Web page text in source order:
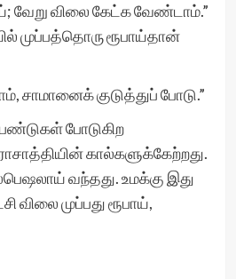
வேறு விலை கேட்க வேண்டாம்.”
முப்பத்தொரு ரூபாய்தான்
சாமானைக் குடுத்துப் போடு.”
போடுகிற
கால்களுக்கேற்றது.
வந்தது. உமக்கு இது
விலை முப்பது ரூபாய்,